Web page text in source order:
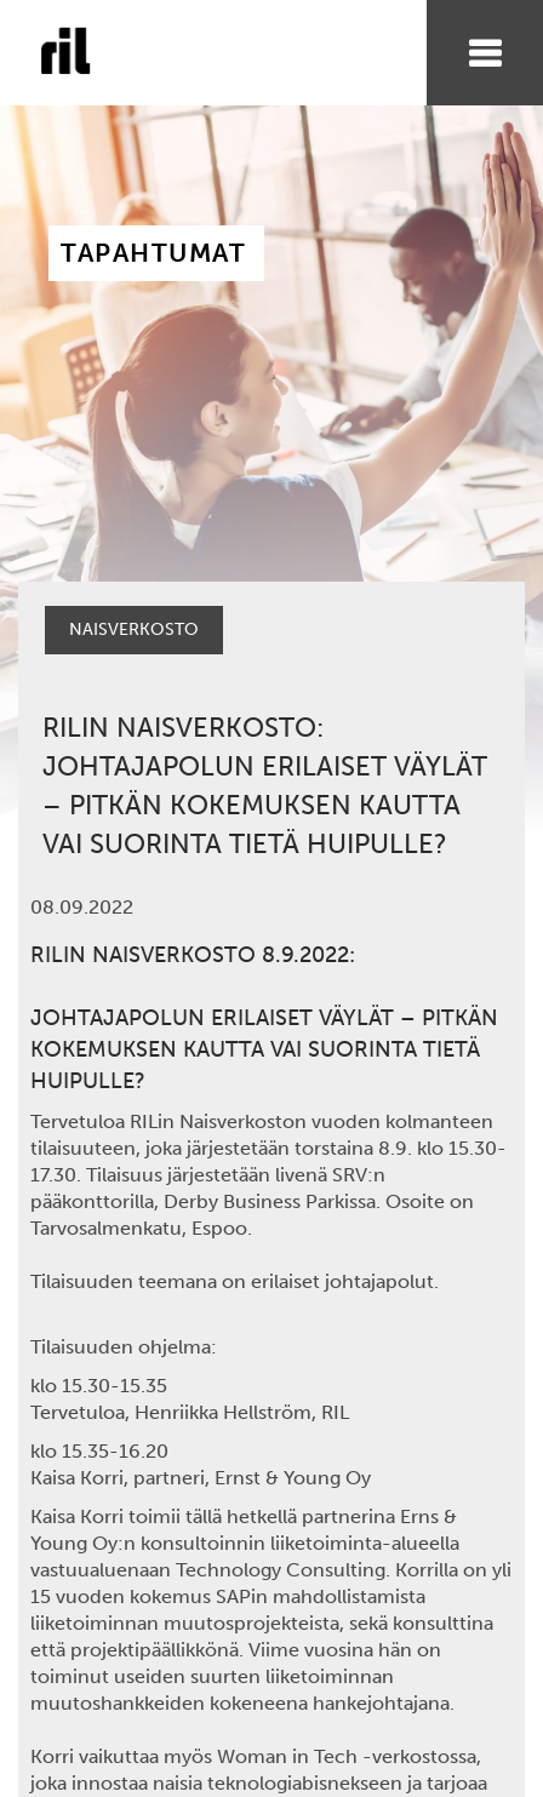
TAPAHTUMAT
NAISVERKOSTO
RILIN NAISVERKOSTO:
JOHTAJAPOLUN ERILAISET VÄYLÄT
– PITKÄN KOKEMUKSEN KAUTTA
VAI SUORINTA TIETÄ HUIPULLE?
08.09.2022
RILIN NAISVERKOSTO 8.9.2022:
JOHTAJAPOLUN ERILAISET VÄYLÄT – PITKÄN
KOKEMUKSEN KAUTTA VAI SUORINTA TIETÄ
HUIPULLE?
Tervetuloa RILin Naisverkoston vuoden kolmanteen
tilaisuuteen, joka järjestetään torstaina 8.9. klo 15.30-
17.30. Tilaisuus järjestetään livenä SRV:n
pääkonttorilla, Derby Business Parkissa. Osoite on
Tarvosalmenkatu, Espoo.
Tilaisuuden teemana on erilaiset johtajapolut.
Tilaisuuden ohjelma:
klo 15.30-15.35
Tervetuloa, Henriikka Hellström, RIL
klo 15.35-16.20
Kaisa Korri, partneri, Ernst & Young Oy
Kaisa Korri toimii tällä hetkellä partnerina Erns &
Young Oy:n konsultoinnin liiketoiminta-alueella
vastuualuenaan Technology Consulting. Korrilla on yli
15 vuoden kokemus SAPin mahdollistamista
liiketoiminnan muutosprojekteista, sekä konsulttina
että projektipäällikkönä. Viime vuosina hän on
toiminut useiden suurten liiketoiminnan
muutoshankkeiden kokeneena hankejohtajana.
Korri vaikuttaa myös Woman in Tech -verkostossa,
joka innostaa naisia teknologiabisnekseen ja tarjoaa